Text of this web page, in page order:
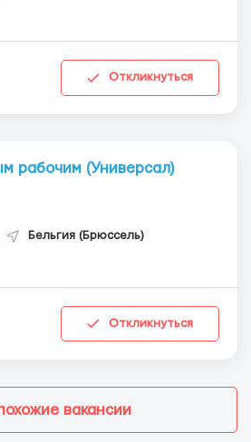
Откликнуться
рабочим (Универсал)
Бельгия (Брюссель)
Откликнуться
вакансии